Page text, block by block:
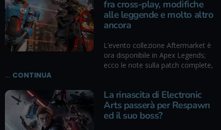
fra cross-play, modifiche
alle leggende e molto altro
ancora
L’evento collezione Aftermarket è
ora disponibile in Apex Legends;
ecco le note sulla patch complete,
… CONTINUA
La rinascita di Electronic
Arts passerà per Respawn
ed il suo boss?